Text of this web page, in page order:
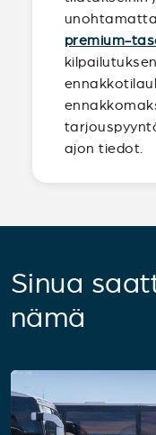
premium-
ajon tiedot.
Sinua
nämä